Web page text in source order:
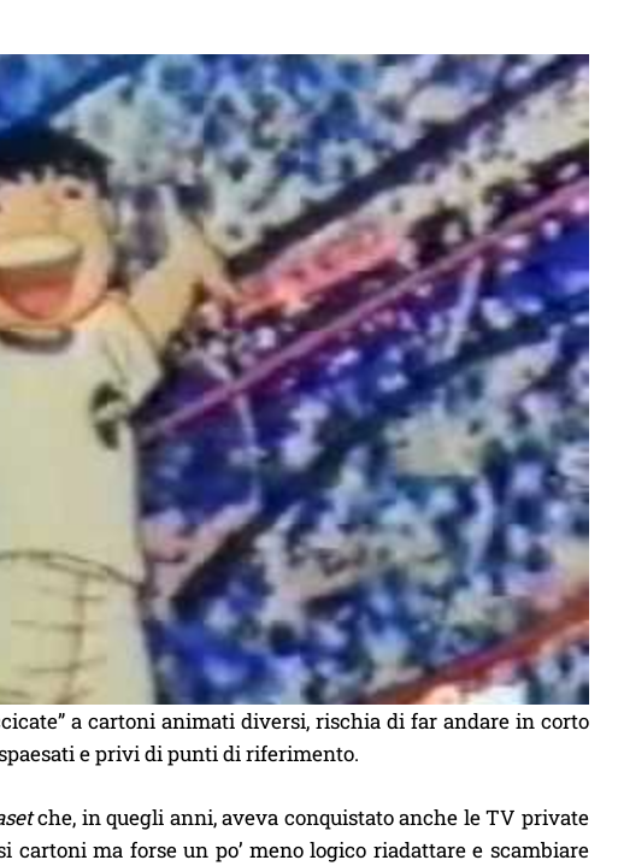
a cartoni animati diversi, rischia di far andare in corto
e privi di punti di riferimento.
che, in quegli anni, aveva conquistato anche le TV private
ma forse un po’ meno logico riadattare e scambiare